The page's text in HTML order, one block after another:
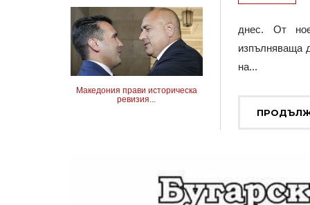
Македония прави историческа
ревизия...
днес. От
изпълняваща
на...